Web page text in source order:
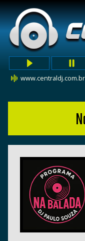
www.centraldj.com.br